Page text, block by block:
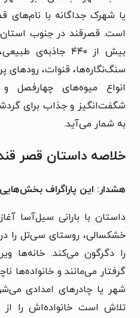
یا شهرک جداگانه با
است. قصرقند در جنوب استان
بیش از ۴۴۰
سنگ‌نگاره‌ها، قنوات، رودهای
انواع میوه‌های چهارفصل
شگفت‌انگیز و جذاب برای
به شمار می‌آید.
خلاصه داستان قصر
هشدار: این پاراگراف
داستان با بارانی سیل‌آسا
خشکسالی، روستای سی‌تل را
را دگرگون می‌کند. خانه‌ها
گرفتار می‌مانند و خانواده‌ها
شهر یا چادرهای امدادی
تلاش است خانواده‌اش را از